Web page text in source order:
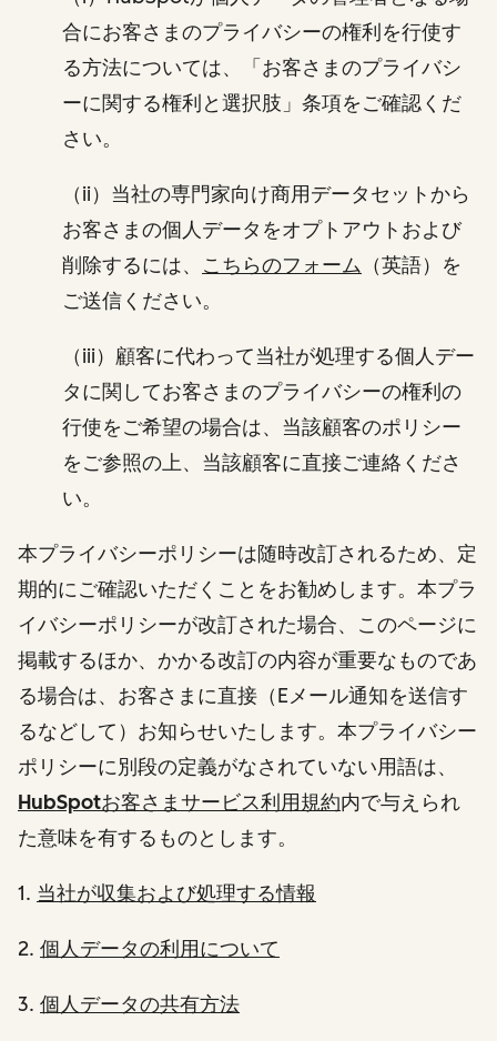
合にお客さまのプライバシーの権利を行使す
る方法については、「お客さまのプライバシ
ーに関する権利と選択肢」条項をご確認くだ
さい。
（ii）当社の専門家向け商用データセットから
お客さまの個人データをオプトアウトおよび
削除するには、 こちらのフォーム （英語）を
ご送信ください。
（iii）顧客に代わって当社が処理する個人デー
タに関してお客さまのプライバシーの権利の
行使をご希望の場合は、当該顧客のポリシー
をご参照の上、当該顧客に直接ご連絡くださ
い。
本プライバシーポリシーは随時改訂されるため、定
期的にご確認いただくことをお勧めします。本プラ
イバシーポリシーが改訂された場合、このページに
掲載するほか、かかる改訂の内容が重要なものであ
る場合は、お客さまに直接（Eメール通知を送信す
るなどして）お知らせいたします。本プライバシー
ポリシーに別段の定義がなされていない用語は、
HubSpotお客さまサービス利用規約内で与えられ
た意味を有するものとします。
1. 当社が収集および処理する情報
2. 個人データの利用について
3. 個人データの共有方法